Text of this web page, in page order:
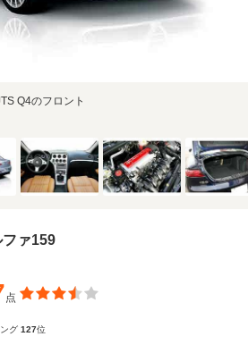
Q4のフロント
ァ159
点
グ 127位